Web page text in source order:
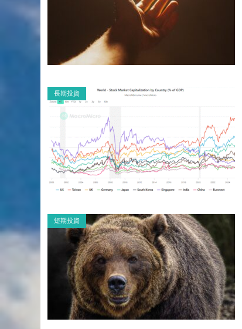
長期投資
短期投資